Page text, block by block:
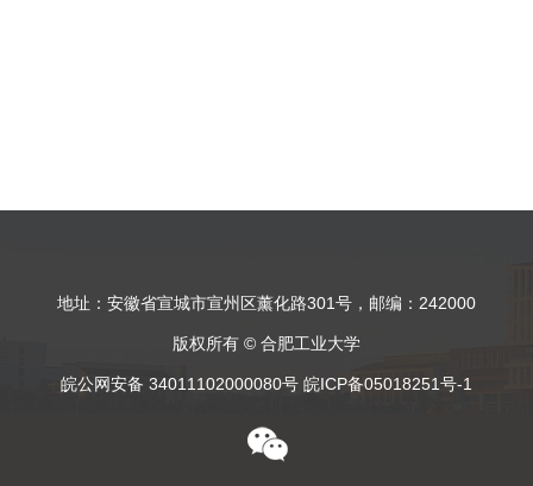
地址：安徽省宣城市宣州区薰化路301号，邮编：242000
版权所有 © 合肥工业大学
皖公网安备 34011102000080号 皖ICP备05018251号-1